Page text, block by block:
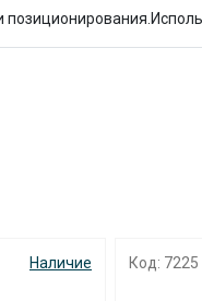
Наличие Код: 7225
75% будут